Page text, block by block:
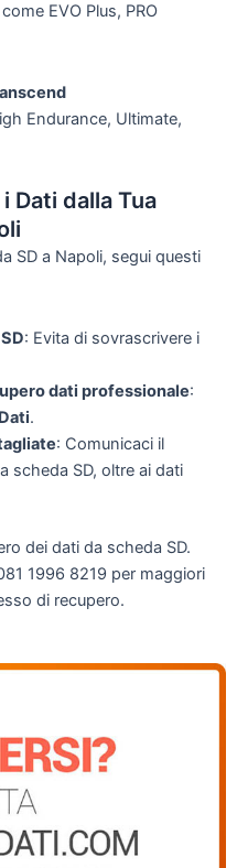
EVO Plus, PRO
Endurance, Ultimate,
Dati dalla Tua
SD a Napoli, segui questi
: Evita di sovrascrivere i
dati professionale:
.
: Comunicaci il
scheda SD, oltre ai dati
dei dati da scheda SD.
1996 8219 per maggiori
di recupero.